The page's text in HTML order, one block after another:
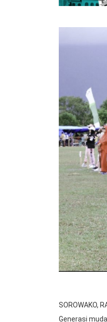
SOROWAKO,
Generasi